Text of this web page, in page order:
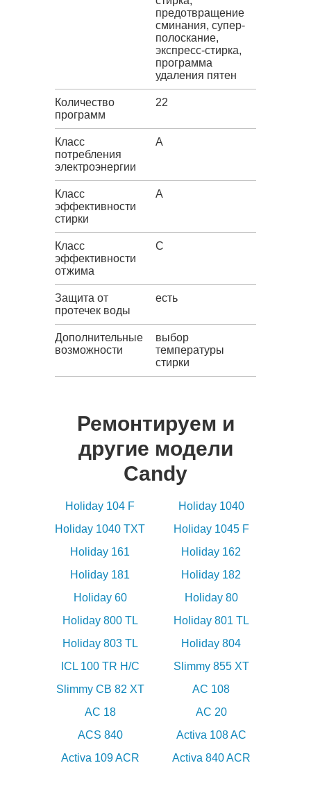
предотвращение
сминания, супер-
полоскание,
экспресс-стирка,
программа
удаления пятен
Количество
программ
22
Класс
потребления
электроэнергии
A
Класс
эффективности
стирки
A
Класс
эффективности
отжима
C
Защита от
протечек воды
есть
Дополнительные
возможности
выбор
температуры
стирки
Ремонтируем и
другие модели
Candy
Holiday 104 F
Holiday 1040
Holiday 1040 TXT
Holiday 1045 F
Holiday 161
Holiday 162
Holiday 181
Holiday 182
Holiday 60
Holiday 80
Holiday 800 TL
Holiday 801 TL
Holiday 803 TL
Holiday 804
ICL 100 TR H/C
Slimmy 855 XT
Slimmy CB 82 XT
AC 108
AC 18
AC 20
ACS 840
Activa 108 AC
Activa 109 ACR
Activa 840 ACR